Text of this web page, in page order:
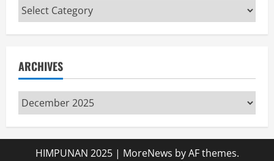
Categories
ARCHIVES
Archives
HIMPUNAN 2025 | MoreNews by AF themes.